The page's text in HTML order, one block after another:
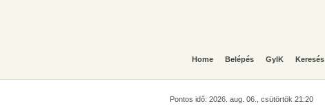
Home Belépés GyIK Keresés
Pontos idő: 2026. aug. 06., csütörtök 21:20